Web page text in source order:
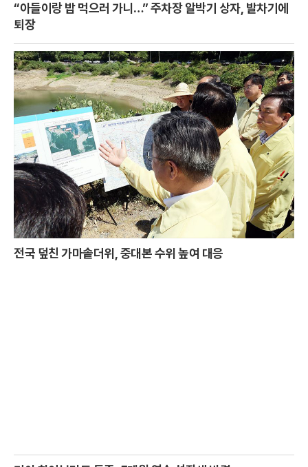
“아들이랑 밥 먹으러 가니…” 주차장 알박기 상자, 발차기에
퇴장
전국 덮친 가마솥더위, 중대본 수위 높여 대응